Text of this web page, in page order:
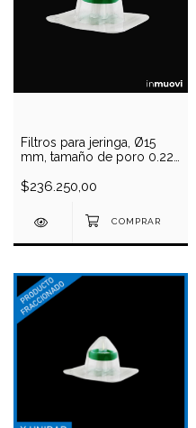
Filtros para jeringa, Ø15
mm, tamaño de poro 0.22
unidades
$236.250,00